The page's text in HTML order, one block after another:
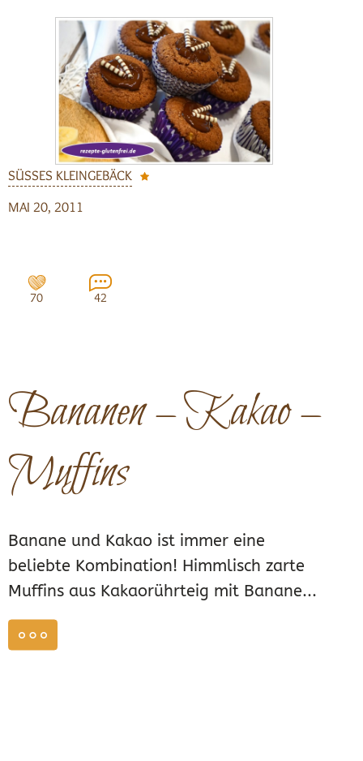
SÜSSES KLEINGEBÄCK
MAI 20, 2011
70 42
Bananen – Kakao –
Muffins
Banane und Kakao ist immer eine
beliebte Kombination! Himmlisch zarte
Muffins aus Kakaorührteig mit Banane...